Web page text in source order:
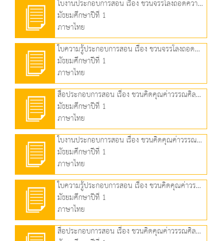
ใบงานประกอบการสอน เรื่อง ชวนจรรโลงถอดความ (๔) (77.77 KB)
มัธยมศึกษาปีที่ 1
ภาษาไทย
ใบความรู้ประกอบการสอน เรื่อง ชวนจรรโลงถอดความ (๔) (83.54 KB)
มัธยมศึกษาปีที่ 1
ภาษาไทย
สื่อประกอบการสอน เรื่อง ชวนคิดคุณค่าวรรณศิลป์ (๑) (7.36 MB)
มัธยมศึกษาปีที่ 1
ภาษาไทย
ใบงานประกอบการสอน เรื่อง ชวนคิดคุณค่าวรรณศิลป์ (๑) (109.06 KB)
มัธยมศึกษาปีที่ 1
ภาษาไทย
ใบความรู้ประกอบการสอน เรื่อง ชวนคิดคุณค่าวรรณศิลป์ (๑) (90.02 KB)
มัธยมศึกษาปีที่ 1
ภาษาไทย
สื่อประกอบการสอน เรื่อง ชวนคิดคุณค่าวรรณศิลป์ (2) (4.65 MB)